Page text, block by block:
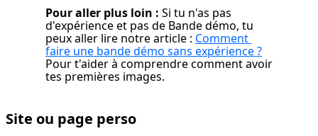
Pour aller plus loin : Si tu n'as pas
d'expérience et pas de Bande démo, tu
peux aller lire notre article : Comment
faire une bande démo sans expérience ?
Pour t'aider à comprendre comment avoir
tes premières images.
Site ou page perso